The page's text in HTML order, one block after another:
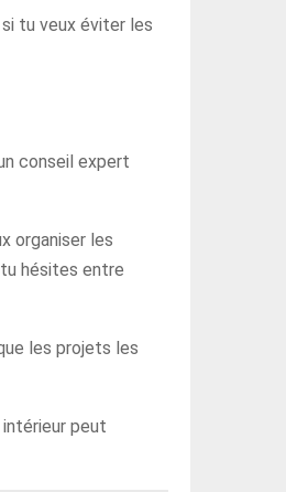
tu veux éviter les
conseil expert
organiser les
hésites entre
les projets les
peut